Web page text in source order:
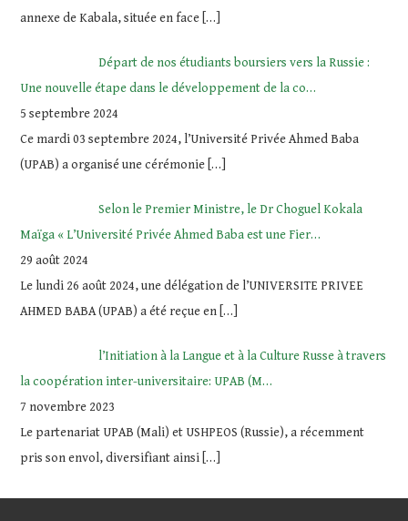
annexe de Kabala, située en face […]
Départ de nos étudiants boursiers vers la Russie :
Une nouvelle étape dans le développement de la co…
5 septembre 2024
Ce mardi 03 septembre 2024, l’Université Privée Ahmed Baba
(UPAB) a organisé une cérémonie […]
Selon le Premier Ministre, le Dr Choguel Kokala
Maïga « L’Université Privée Ahmed Baba est une Fier…
29 août 2024
Le lundi 26 août 2024, une délégation de l’UNIVERSITE PRIVEE
AHMED BABA (UPAB) a été reçue en […]
l’Initiation à la Langue et à la Culture Russe à travers
la coopération inter-universitaire: UPAB (M…
7 novembre 2023
Le partenariat UPAB (Mali) et USHPEOS (Russie), a récemment
pris son envol, diversifiant ainsi […]